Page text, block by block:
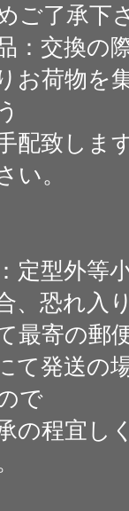
ご了承下
：交換の
お荷物を
配致しま
い。
定型外等
、恐れ入
最寄の郵
て発送の
で
の程宜し